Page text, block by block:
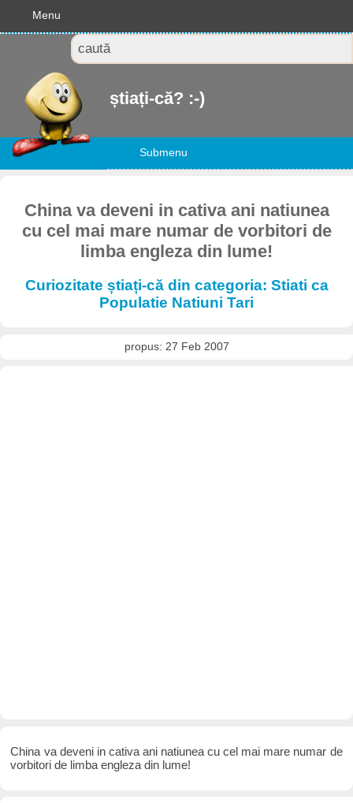
Menu
știați-că? :-)
Submenu
China va deveni in cativa ani natiunea
cu cel mai mare numar de vorbitori de
limba engleza din lume!
Curiozitate știați-că din categoria: Stiati ca
Populatie Natiuni Tari
propus: 27 Feb 2007
China va deveni in cativa ani natiunea cu cel mai mare numar de
vorbitori de limba engleza din lume!